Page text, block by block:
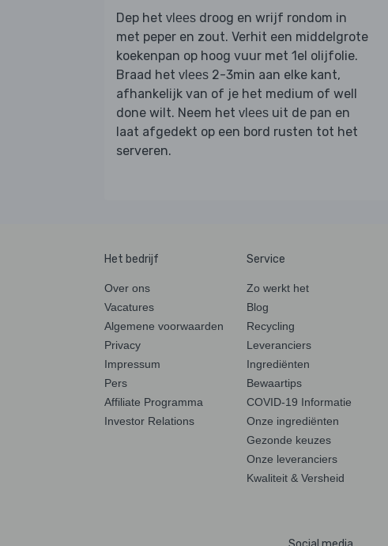
Dep het vlees droog en wrijf rondom in
met peper en zout. Verhit een middelgrote
koekenpan op hoog vuur met 1el olijfolie.
Braad het vlees 2-3min aan elke kant,
afhankelijk van of je het medium of well
done wilt. Neem het vlees uit de pan en
laat afgedekt op een bord rusten tot het
serveren.
Het bedrijf
Over ons
Vacatures
Algemene voorwaarden
Privacy
Impressum
Pers
Affiliate Programma
Investor Relations
Service
Zo werkt het
Blog
Recycling
Leveranciers
Ingrediënten
Bewaartips
COVID-19 Informatie
Onze ingrediënten
Gezonde keuzes
Onze leveranciers
Kwaliteit & Versheid